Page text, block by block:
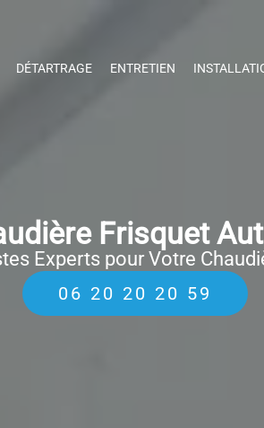
DÉTARTRAGE ENTRETIEN
Frisquet
Experts pour Votre
06 20 20 20 59